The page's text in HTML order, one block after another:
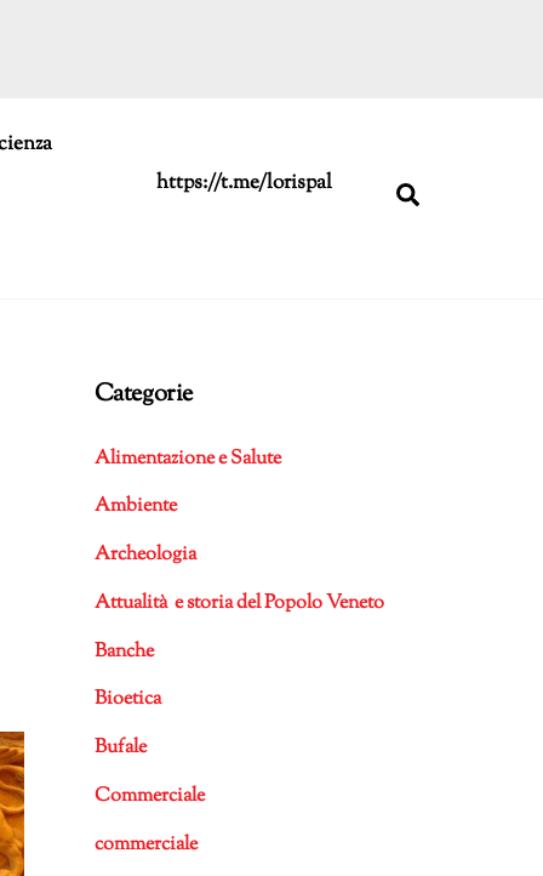
https://t.me/lorispal
Categorie
Alimentazione e Salute
Ambiente
Archeologia
Attualità e storia del Popolo Veneto
Banche
Bioetica
Bufale
Commerciale
commerciale